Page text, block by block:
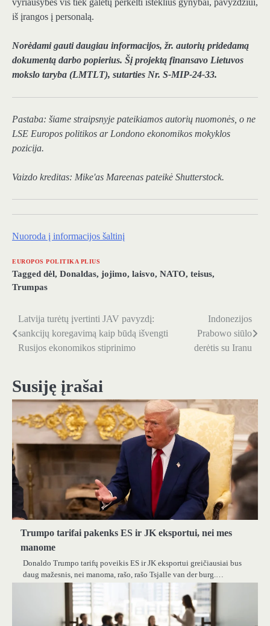
vyriausybės vis tiek galėtų perkelti išteklius gynybai, pavyzdžiui,
iš įrangos į personalą.
Norėdami gauti daugiau informacijos, žr. autorių pridedamą
dokumentą darbo popierius. Šį projektą finansavo Lietuvos
mokslo taryba (LMTLT), sutarties Nr. S-MIP-24-33.
Pastaba: šiame straipsnyje pateikiamos autorių nuomonės, o ne
LSE Europos politikos ar Londono ekonomikos mokyklos
pozicija.
Vaizdo kreditas: Mike'as Mareenas pateikė Shutterstock.
Nuoroda į informacijos šaltinį
EUROPOS POLITIKA PLIUS
Tagged dėl, Donaldas, jojimo, laisvo, NATO, teisus,
Trumpas
Navigacija
tarp
Latvija turėtų įvertinti JAV pavyzdį:
sankcijų koregavimą kaip būdą išvengti
Rusijos ekonomikos stiprinimo
Indonezijos
Prabowo siūlo
derėtis su Iranu
Susiję įrašai
Trumpo tarifai pakenks ES ir JK eksportui, nei mes
manome
Donaldo Trumpo tarifų poveikis ES ir JK eksportui greičiausiai bus
daug mažesnis, nei manoma, rašo, rašo Tsjalle van der burg.…